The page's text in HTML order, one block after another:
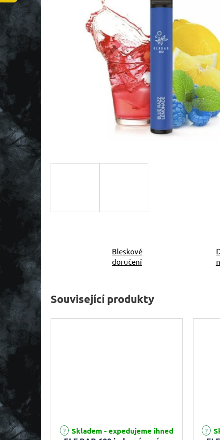
Bleskové
doručení
Související produkty
Průměrné hodnocení produktu je 5,0 z 5 hvězdiček.
Skladem - expedujeme ihned